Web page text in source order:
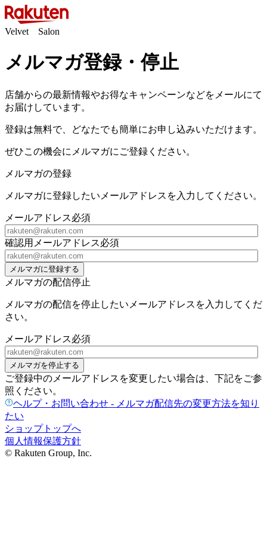
Velvet Salon
メルマガ登録・停止
店舗からの最新情報やお得なキャンペーンなどをメールにて
お届けしています。
登録は無料で、どなたでも簡単にお申し込みいただけます。
ぜひこの機会にメルマガにご登録ください。
メルマガの登録
メルマガに登録したいメールアドレスを入力してください。
メールアドレス必須
確認用メールアドレス必須
メルマガに登録する
メルマガの配信停止
メルマガの配信を停止したいメールアドレスを入力してくだ
さい。
メールアドレス必須
メルマガを停止する
ご登録中のメールアドレスを変更したい場合は、下記をご参
照ください。
ヘルプ・お問い合わせ - メルマガ配信先の変更方法を知り
たい
ショップトップへ
個人情報保護方針
© Rakuten Group, Inc.